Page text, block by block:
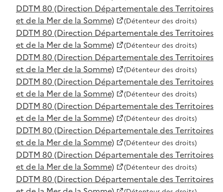
DDTM 80 (Direction Départementale des Territoires
et de la Mer de la Somme)
(Détenteur des droits)
DDTM 80 (Direction Départementale des Territoires
et de la Mer de la Somme)
(Détenteur des droits)
DDTM 80 (Direction Départementale des Territoires
et de la Mer de la Somme)
(Détenteur des droits)
DDTM 80 (Direction Départementale des Territoires
et de la Mer de la Somme)
(Détenteur des droits)
DDTM 80 (Direction Départementale des Territoires
et de la Mer de la Somme)
(Détenteur des droits)
DDTM 80 (Direction Départementale des Territoires
et de la Mer de la Somme)
(Détenteur des droits)
DDTM 80 (Direction Départementale des Territoires
et de la Mer de la Somme)
(Détenteur des droits)
DDTM 80 (Direction Départementale des Territoires